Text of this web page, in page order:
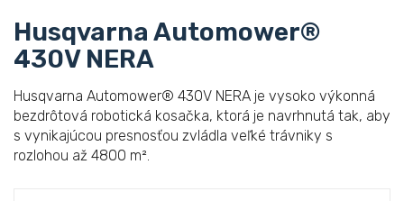
Husqvarna Automower®
430V NERA
Husqvarna Automower® 430V NERA je vysoko výkonná
bezdrôtová robotická kosačka, ktorá je navrhnutá tak, aby
s vynikajúcou presnosťou zvládla veľké trávniky s
rozlohou až 4800 m².